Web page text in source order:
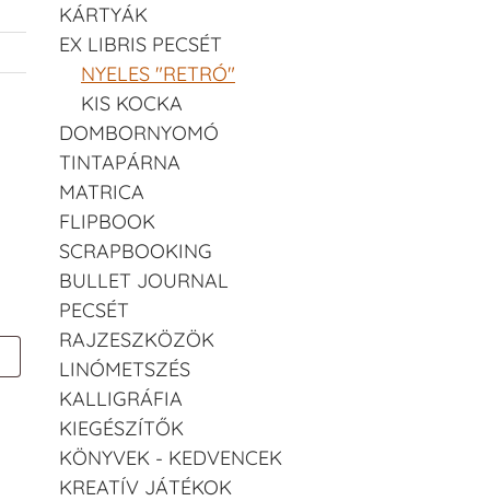
KÁRTYÁK
EX LIBRIS PECSÉT
NYELES "RETRÓ"
KIS KOCKA
DOMBORNYOMÓ
TINTAPÁRNA
MATRICA
FLIPBOOK
SCRAPBOOKING
BULLET JOURNAL
PECSÉT
RAJZESZKÖZÖK
LINÓMETSZÉS
KALLIGRÁFIA
KIEGÉSZÍTŐK
KÖNYVEK - KEDVENCEK
KREATÍV JÁTÉKOK